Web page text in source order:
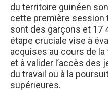
du territoire guinéen
cette première session
sont des garçons et 17
étape cruciale vise à
acquises au cours de
et à valider l’accès des
du travail ou à la
supérieures.